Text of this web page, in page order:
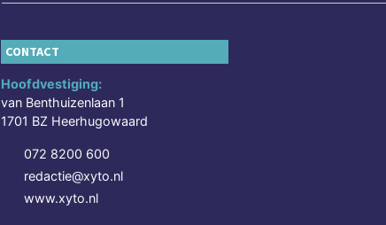
CONTACT
Hoofdvestiging:
van Benthuizenlaan 1
1701 BZ Heerhugowaard
072 8200 600
redactie@xyto.nl
www.xyto.nl